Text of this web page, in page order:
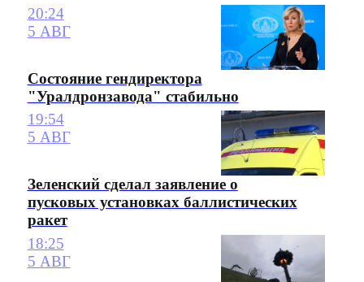
20:24
5 АВГ
Состояние гендиректора
"Уралдронзавода" стабильно
19:54
5 АВГ
Зеленский сделал заявление о
пусковых установках баллистических
ракет
18:25
5 АВГ